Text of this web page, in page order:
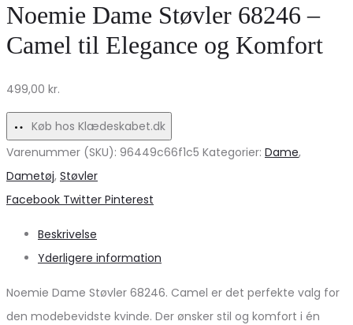
Chateau
–
komfort
damer
–
farve
tilbud!
Noemie Dame Støvler 68246 –
Camel til Elegance og Komfort
499,00 kr.
Køb hos Klædeskabet.dk
Varenummer (SKU): 96449c66f1c5 Kategorier: Dame,
Dametøj, Støvler
Share
Facebook Twitter Pinterest
Beskrivelse
Yderligere information
Noemie Dame Støvler 68246. Camel er det perfekte valg for
den modebevidste kvinde. Der ønsker stil og komfort i én